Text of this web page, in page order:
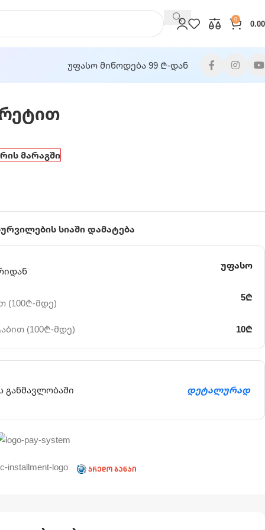
0 0.00
უფასო მიწოდება 99 ₾-დან
მარაგში
სიაში დამატება
(100₾-მდე)
(100₾-მდე)
უფასო
5₾
10₾
განმავლობაში დეტალურად